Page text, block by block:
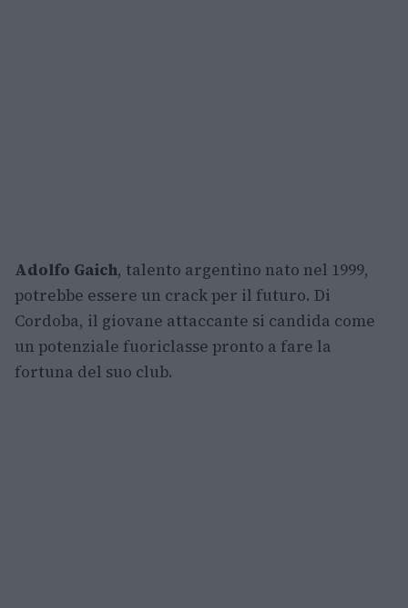
Adolfo Gaich, talento argentino nato nel 1999,
potrebbe essere un crack per il futuro. Di
Cordoba, il giovane attaccante si candida come
un potenziale fuoriclasse pronto a fare la
fortuna del suo club.